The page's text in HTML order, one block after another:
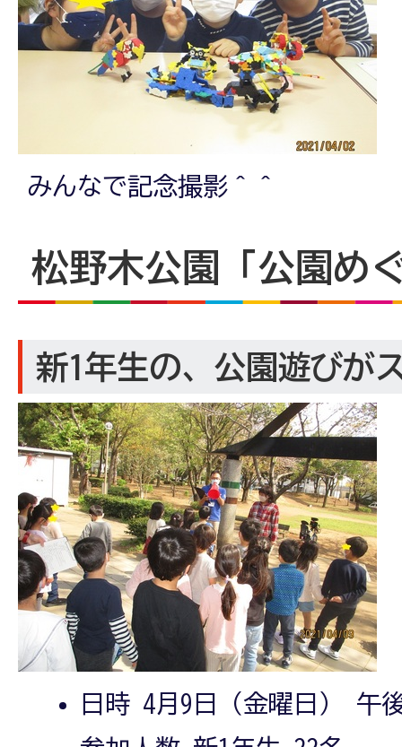
みんなで記念撮影＾＾
松野木公園「公園め
新1年生の、公園遊びが
日時 4月9日（金曜日） 午